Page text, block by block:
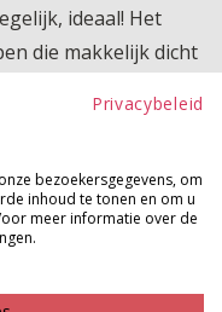
ideaal! Het
die makkelijk dicht
ga jij?
Privacybeleid
bezoekersgegevens, om
inhoud te tonen en om u
meer informatie over de